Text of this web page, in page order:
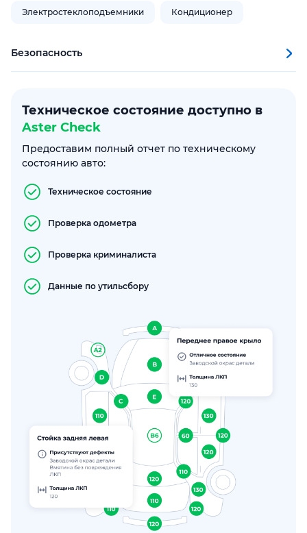
Электростеклоподъемники Кондиционер
Безопасность
Техническое состояние доступно в
Aster Check
Предоставим полный отчет по техническому
состоянию авто:
Техническое состояние
Проверка одометра
Проверка криминалиста
Данные по утильсбору